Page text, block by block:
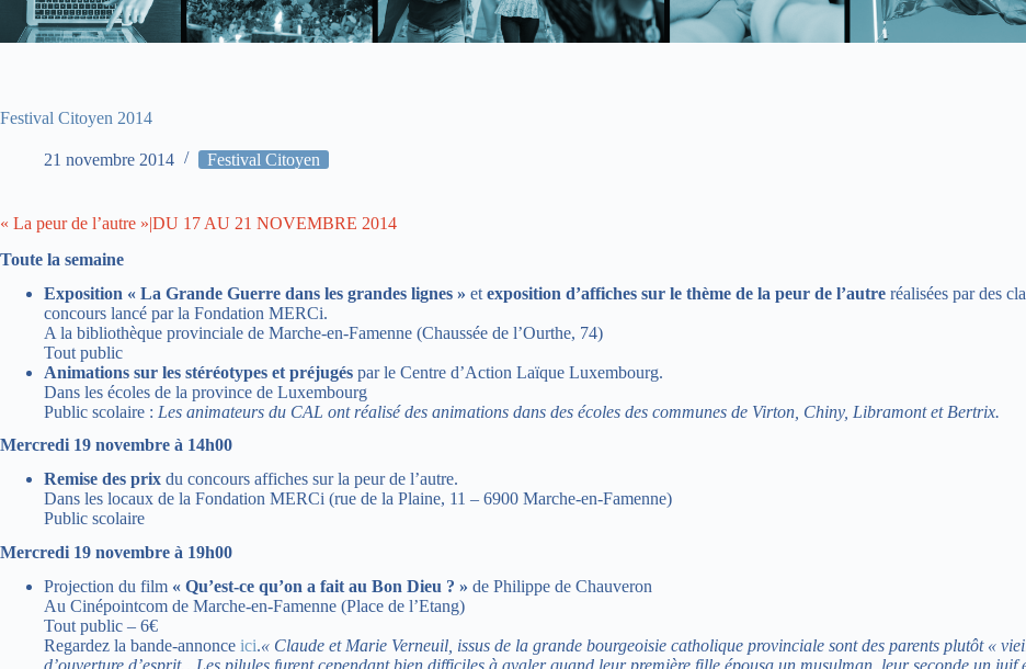
Festival Citoyen 2014
21 novembre 2014 Festival Citoyen
« La peur de l’autre »|DU 17 AU 21 NOVEMBRE 2014
Toute la semaine
Exposition « La Grande Guerre dans les grandes lignes » et exposition d’affiches sur le thème de la peur de l’autre réalisées par des
concours lancé par la Fondation MERCi.
A la bibliothèque provinciale de Marche-en-Famenne (Chaussée de l’Ourthe, 74)
Tout public
Animations sur les stéréotypes et préjugés par le Centre d’Action Laïque Luxembourg.
Dans les écoles de la province de Luxembourg
Public scolaire : Les animateurs du CAL ont réalisé des animations dans des écoles des communes de Virton, Chiny, Libramont et Bertrix.
Mercredi 19 novembre à 14h00
Remise des prix du concours affiches sur la peur de l’autre.
Dans les locaux de la Fondation MERCi (rue de la Plaine, 11 – 6900 Marche-en-Famenne)
Public scolaire
Mercredi 19 novembre à 19h00
Projection du film « Qu’est-ce qu’on a fait au Bon Dieu ? » de Philippe de Chauveron
Au Cinépointcom de Marche-en-Famenne (Place de l’Etang)
Tout public – 6€
Regardez la bande-annonce ici.« Claude et Marie Verneuil, issus de la grande bourgeoisie catholique provinciale sont des parents plutôt «
d’ouverture d’esprit…Les pilules furent cependant bien difficiles à avaler quand leur première fille épousa un musulman, leur seconde un juif